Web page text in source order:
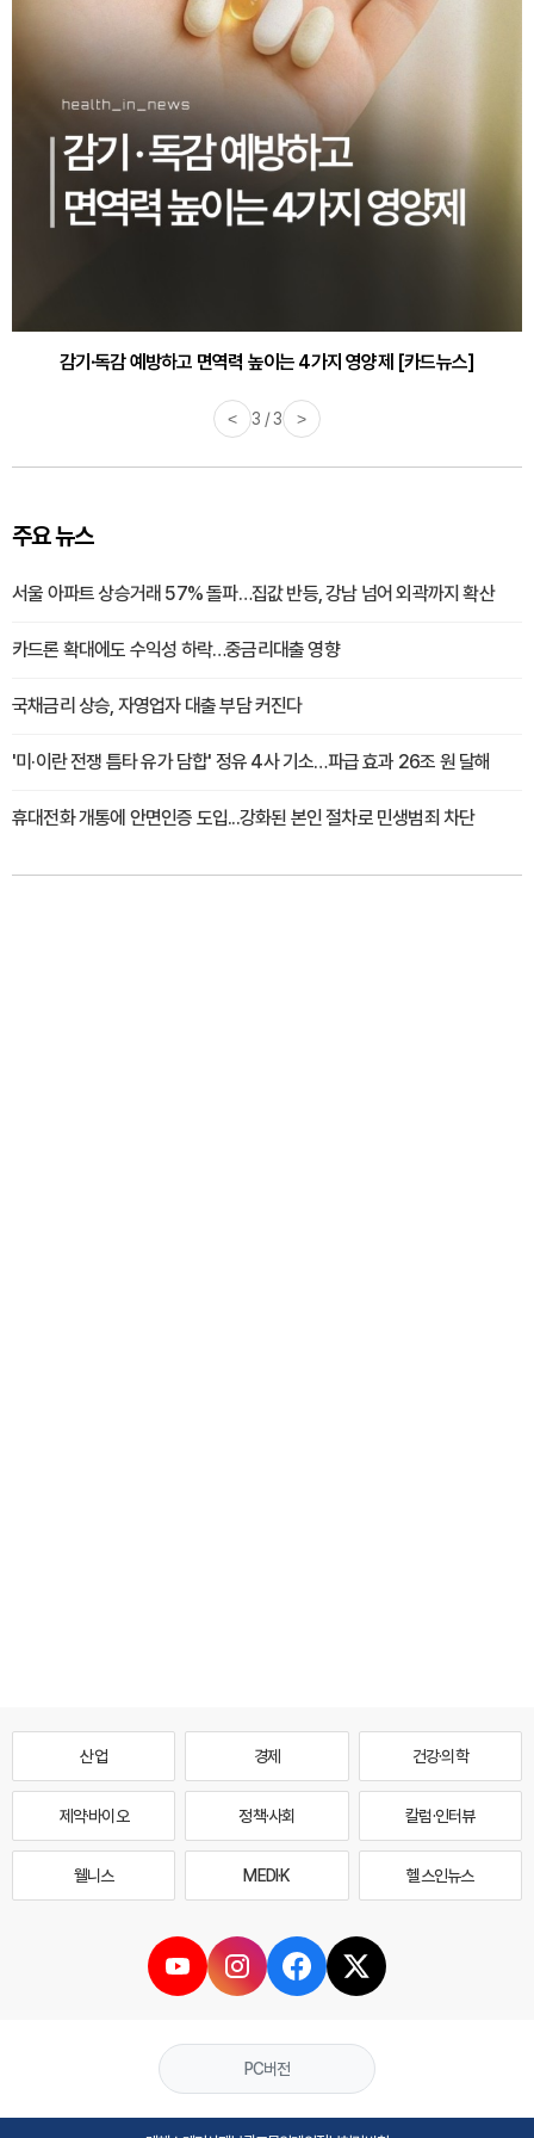
감기·독감 예방하고 면역력 높이는 4가지 영양제 [카드뉴스]
< 3 / 3 >
주요 뉴스
서울 아파트 상승거래 57% 돌파…집값 반등, 강남 넘어 외곽까지 확산
카드론 확대에도 수익성 하락…중금리대출 영향
국채금리 상승, 자영업자 대출 부담 커진다
'미·이란 전쟁 틈타 유가 담합' 정유 4사 기소…파급 효과 26조 원 달해
휴대전화 개통에 안면인증 도입...강화된 본인 절차로 민생범죄 차단
산업 경제 건강·의학
제약·바이오 정책·사회 칼럼·인터뷰
웰니스 MEDI·K 헬스인뉴스
PC버전